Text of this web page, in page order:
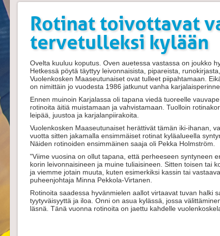
Rotinat toivottavat
tervetulleksi kylään
Ovelta kuuluu koputus. Oven auetessa vastassa on joukko
Hetkessä pöytä täyttyy leivonnaisista, pipareista,
Vuolenkosken Maaseutunaiset ovat tulleet piipahtamaan.
on nimittäin jo vuodesta 1986 jatkunut vanha
Ennen muinoin Karjalassa oli tapana viedä tuoreelle
rotinoita äitiä muistamaan ja vahvistamaan. Tuolloin
leipää, juustoa ja karjalanpiirakoita.
Vuolenkosken Maaseutunaiset herättivät tämän iki-ihanan,
vuotta sitten jakamalla ensimmäiset rotinat kyläalueella
Näiden rotinoiden ensimmäinen saaja oli Pekka Holmström.
"Viime vuosina on ollut tapana, että perheeseen syntyneen
korin leivonnaisineen ja muine tuliaisineen. Sitten toisen tai
ja viemme jotain muuta, kuten esimerkiksi kassin tai
puheenjohtaja Minna Pekkola-Virtanen.
Rotinoita saadessa hyvänmielen aallot virtaavat tuvan halki
tyytyväisyyttä ja iloa. Onni on asua kylässä, jossa
läsnä. Tänä vuonna rotinoita on jaettu kahdelle